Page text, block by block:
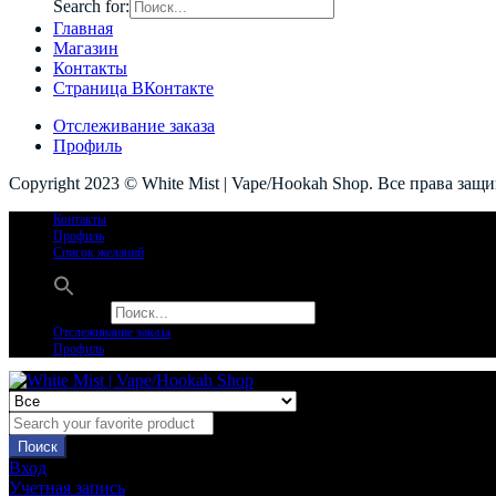
Search for:
Главная
Магазин
Контакты
Страница ВКонтакте
Отслеживание заказа
Профиль
Copyright 2023 © White Mist | Vape/Hookah Shop. Все права
Контакты
Профиль
Список желаний
Отслеживание заказа
Профиль
Поиск
Вход
Учетная запись